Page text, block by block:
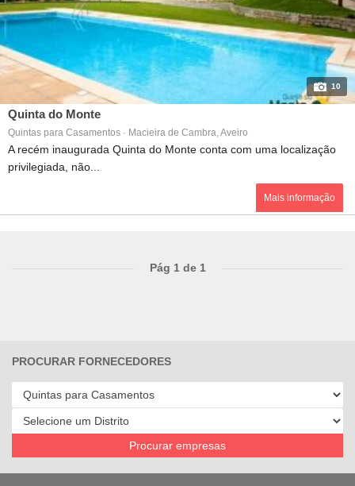
10
Quinta do Monte
Quintas para Casamentos · Macieira de Cambra, Aveiro
A recém inaugurada Quinta do Monte conta com uma localização
privilegiada, não...
Mais informação
Pág 1 de 1
PROCURAR FORNECEDORES
Procurar empresas